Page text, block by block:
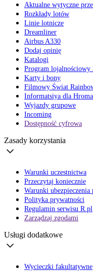
Aktualne wytyczne
Rozkłady lotów
Linie lotnicze
Dreamliner
Airbus A330
Dodaj opinię
Katalogi
Program lojalnościowy
Karty i bony
Filmowy Świat
Informatsiya dla
Wyjazdy grupowe
Incoming
Dostępność cyfrowa
Zasady korzystania
Warunki uczestnictwa
Przeczytaj koniecznie
Warunki ubezpieczenia
Polityka prywatności
Regulamin serwisu R.pl
Zarządzaj zgodami
Usługi dodatkowe
Wycieczki fakultatywne